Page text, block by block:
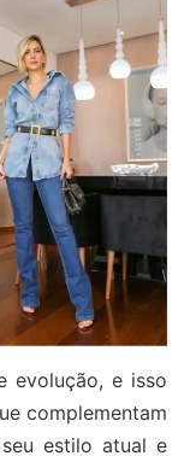
evolução, e isso
complementam
estilo atual e